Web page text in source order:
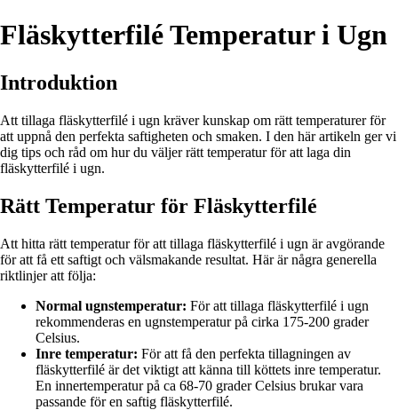
Fläskytterfilé Temperatur i Ugn
Introduktion
Att tillaga fläskytterfilé i ugn kräver kunskap om rätt temperaturer för
att uppnå den perfekta saftigheten och smaken. I den här artikeln ger vi
dig tips och råd om hur du väljer rätt temperatur för att laga din
fläskytterfilé i ugn.
Rätt Temperatur för Fläskytterfilé
Att hitta rätt temperatur för att tillaga fläskytterfilé i ugn är avgörande
för att få ett saftigt och välsmakande resultat. Här är några generella
riktlinjer att följa:
Normal ugnstemperatur: För att tillaga fläskytterfilé i ugn
rekommenderas en ugnstemperatur på cirka 175-200 grader
Celsius.
Inre temperatur: För att få den perfekta tillagningen av
fläskytterfilé är det viktigt att känna till köttets inre temperatur.
En innertemperatur på ca 68-70 grader Celsius brukar vara
passande för en saftig fläskytterfilé.